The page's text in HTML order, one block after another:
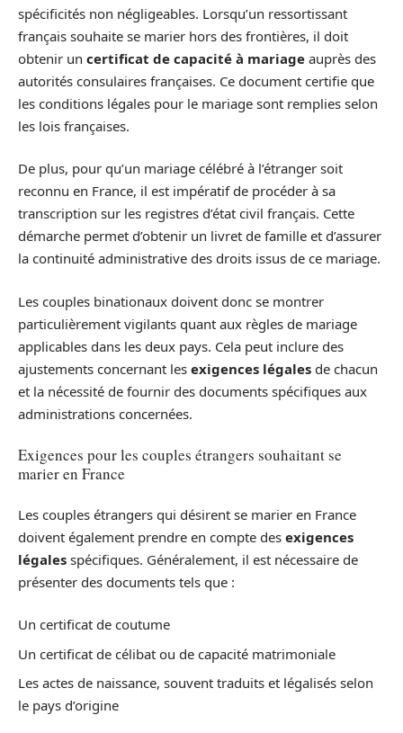
spécificités non négligeables. Lorsqu’un ressortissant
français souhaite se marier hors des frontières, il doit
obtenir un certificat de capacité à mariage auprès des
autorités consulaires françaises. Ce document certifie que
les conditions légales pour le mariage sont remplies selon
les lois françaises.
De plus, pour qu’un mariage célébré à l’étranger soit
reconnu en France, il est impératif de procéder à sa
transcription sur les registres d’état civil français. Cette
démarche permet d’obtenir un livret de famille et d’assurer
la continuité administrative des droits issus de ce mariage.
Les couples binationaux doivent donc se montrer
particulièrement vigilants quant aux règles de mariage
applicables dans les deux pays. Cela peut inclure des
ajustements concernant les exigences légales de chacun
et la nécessité de fournir des documents spécifiques aux
administrations concernées.
Exigences pour les couples étrangers souhaitant se
marier en France
Les couples étrangers qui désirent se marier en France
doivent également prendre en compte des exigences
légales spécifiques. Généralement, il est nécessaire de
présenter des documents tels que :
Un certificat de coutume
Un certificat de célibat ou de capacité matrimoniale
Les actes de naissance, souvent traduits et légalisés selon
le pays d’origine